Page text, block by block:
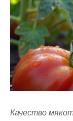
Качество